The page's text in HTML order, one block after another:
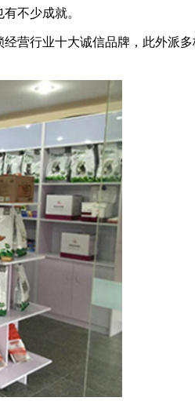
不少成就。
营行业十大诚信品牌，此外派